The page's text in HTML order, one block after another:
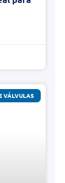
VÁLVULAS